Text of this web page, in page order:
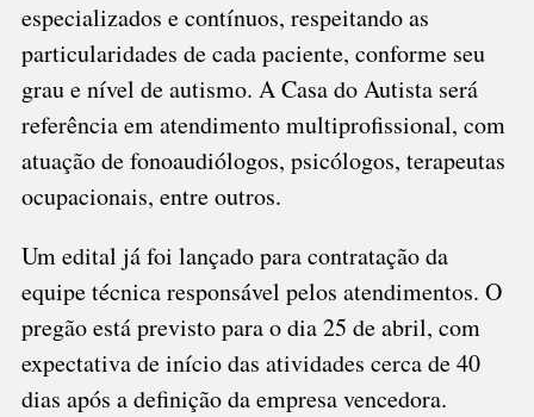
especializados e contínuos, respeitando as
particularidades de cada paciente, conforme seu
grau e nível de autismo. A Casa do Autista será
referência em atendimento multiprofissional, com
atuação de fonoaudiólogos, psicólogos, terapeutas
ocupacionais, entre outros.
Um edital já foi lançado para contratação da
equipe técnica responsável pelos atendimentos. O
pregão está previsto para o dia 25 de abril, com
expectativa de início das atividades cerca de 40
dias após a definição da empresa vencedora.